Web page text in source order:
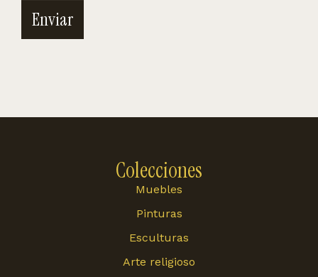
Enviar
Colecciones
Muebles
Pinturas
Esculturas
Arte religioso